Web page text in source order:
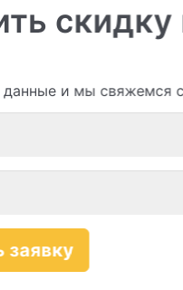
В наличии > 50
(Малый сет
данные и мы свяжемся